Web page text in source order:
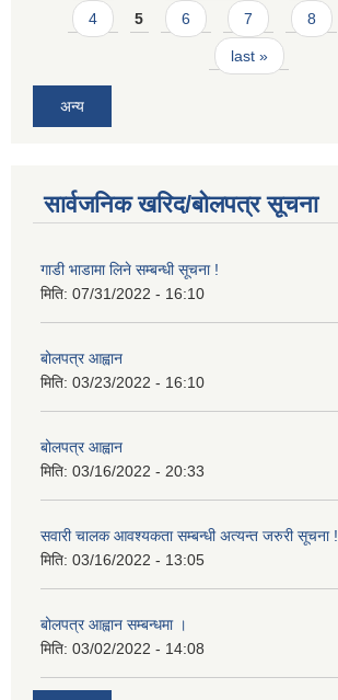
4 5 6 7 8
last »
अन्य
सार्वजनिक खरिद/बोलपत्र सूचना
गाडी भाडामा लिने सम्बन्धी सूचना !
मिति: 07/31/2022 - 16:10
बोलपत्र आह्वान
मिति: 03/23/2022 - 16:10
बोलपत्र आह्वान
मिति: 03/16/2022 - 20:33
सवारी चालक आवश्यकता सम्बन्धी अत्यन्त जरुरी सूचना !
मिति: 03/16/2022 - 13:05
बोलपत्र आह्वान सम्बन्धमा ।
मिति: 03/02/2022 - 14:08